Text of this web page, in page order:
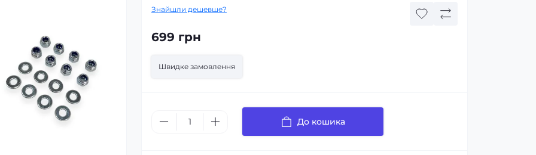
Знайшли дешевше?
699 грн
Швидке замовлення
До кошика